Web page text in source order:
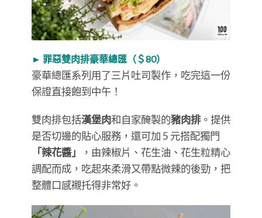
► 罪惡雙肉排豪華總匯（＄80）
豪華總匯系列用了三片吐司製作，吃完這一份
保證直接飽到中午！
雙肉排包括漢堡肉和自家醃製的豬肉排。提供
是否切邊的貼心服務，還可加 5 元搭配獨門
「辣花醬」
，由辣椒片、花生油、花生粒精心
調配而成，吃起來柔滑又帶點微辣的後勁，把
整體口感襯托得非常好。